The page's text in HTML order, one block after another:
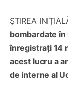
ȘTIREA
bombardate
înregistrați 14
acest lucru a
de interne al